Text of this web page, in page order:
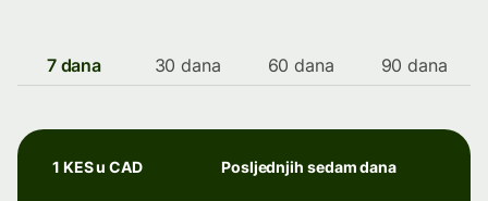
7 dana 30 dana 60 dana 90 dana
1 KES u CAD Posljednjih sedam dana